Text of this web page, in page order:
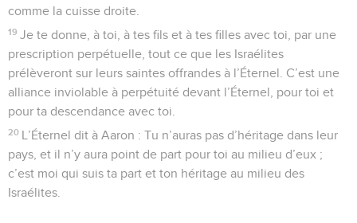
comme la cuisse droite.
19 Je te donne, à toi, à tes fils et à tes filles avec toi, par une
prescription perpétuelle, tout ce que les Israélites
prélèveront sur leurs saintes offrandes à l’Éternel. C’est une
alliance inviolable à perpétuité devant l’Éternel, pour toi et
pour ta descendance avec toi.
20 L’Éternel dit à Aaron : Tu n’auras pas d’héritage dans leur
pays, et il n’y aura point de part pour toi au milieu d’eux ;
c’est moi qui suis ta part et ton héritage au milieu des
Israélites.